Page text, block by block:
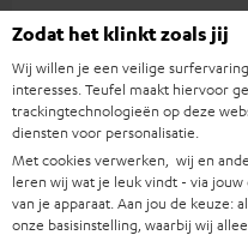
CAGE Ohrpolster
Reserve en/of vervangende
oorkussens voor de gaming
headset CAGE
€ 13,99
Zodat het klinkt zoals jij
Wij willen je een veilige
interesses. Teufel maakt hiervoor
trackingtechnologieën op deze
diensten voor personalisatie.
Met cookies verwerken, wij en
leren wij wat je leuk vindt - via
van je apparaat. Aan jou de keuze:
onze basisinstelling, waarbij wij